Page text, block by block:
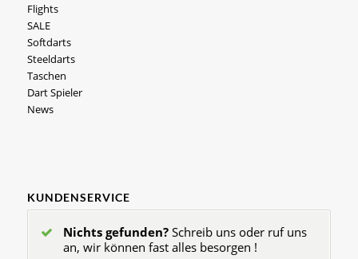
Flights
SALE
Softdarts
Steeldarts
Taschen
Dart Spieler
News
KUNDENSERVICE
Nichts gefunden?Schreib uns oder ruf uns
an, wir können fast alles besorgen !